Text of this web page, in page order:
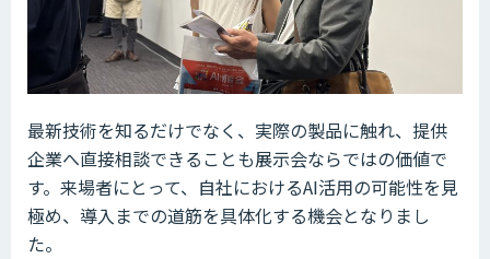
最新技術を知るだけでなく、実際の製品に触れ、提供
企業へ直接相談できることも展示会ならではの価値で
す。来場者にとって、自社におけるAI活用の可能性を見
極め、導入までの道筋を具体化する機会となりまし
た。